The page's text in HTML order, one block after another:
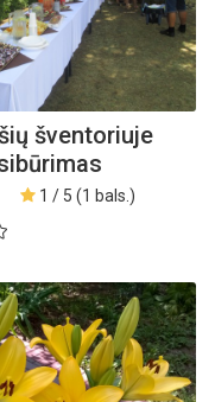
šventoriuje
1 / 5 (1 bals.)